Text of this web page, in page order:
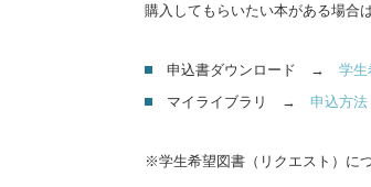
購入してもらいたい本がある場合
申込書ダウンロード → 学生
マイライブラリ → 申込方法
※学生希望図書（リクエスト）